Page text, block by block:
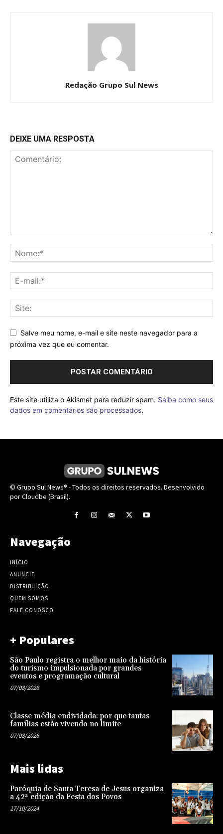
Redação Grupo Sul News
DEIXE UMA RESPOSTA
Salve meu nome, e-mail e site neste navegador para a
próxima vez que eu comentar.
Este site utiliza o Akismet para reduzir spam. Saiba como seus
dados em comentários são processados.
© Grupo Sul News® - Todos os direitos reservados. Desenvolvido
por Cloudbe (Brasil).
Navegação
INÍCIO
ANUNCIE
DISTRIBUIÇÃO
QUEM SOMOS
FALE CONOSCO
+ Populares
São Paulo registra o melhor maio da história
do turismo impulsionada por grandes
eventos e programação cultural
07/08/2026
Classe média endividada: por que tantas
famílias estão vivendo no limite
07/08/2026
Mais lidas
Paróquia de Santa Teresa de Jesus organiza
a 42ª edição da Festa dos Povos
17/10/2024